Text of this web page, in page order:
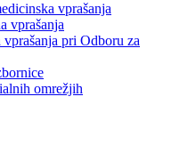
vprašanja
vprašanja
pri Odboru za
omrežjih